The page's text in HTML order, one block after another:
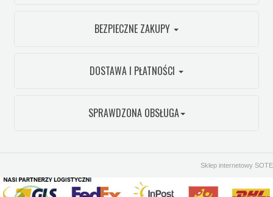
BEZPIECZNE ZAKUPY
DOSTAWA I PŁATNOŚCI
SPRAWDZONA OBSŁUGA
Sklep internetowy SOTE